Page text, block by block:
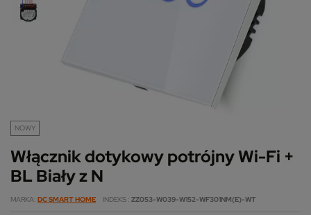
NOWY
Włącznik dotykowy potrójny Wi-Fi +
BL Biały z N
MARKA DC SMART HOME INDEKS ZZ053-W039-W152-WF301NM(E)-WT